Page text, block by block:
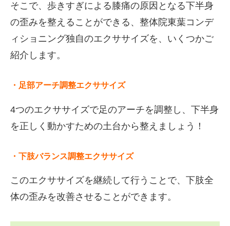
そこで、歩きすぎによる膝痛の原因となる下半身
の歪みを整えることができる、整体院東葉コンデ
ィショニング独自のエクササイズを、いくつかご
紹介します。
・足部アーチ調整エクササイズ
4つのエクササイズで足のアーチを調整し、下半身
を正しく動かすための土台から整えましょう！
・下肢バランス調整エクササイズ
このエクササイズを継続して行うことで、下肢全
体の歪みを改善させることができます。